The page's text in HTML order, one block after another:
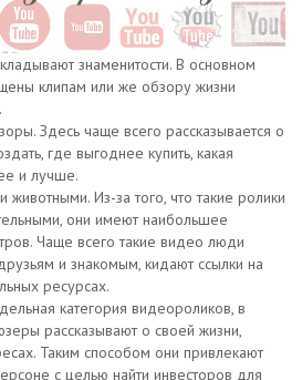
знаменитости. В основном
клипам или же обзору жизни
Здесь чаще всего рассказывается о
где выгоднее купить, какая
и лучше.
Из-за того, что такие ролики
они имеют наибольшее
Чаще всего такие видео люди
и знакомым, кидают ссылки на
ресурсах.
категория видеороликов, в
рассказывают о своей жизни,
Таким способом они привлекают
с целью найти инвесторов для